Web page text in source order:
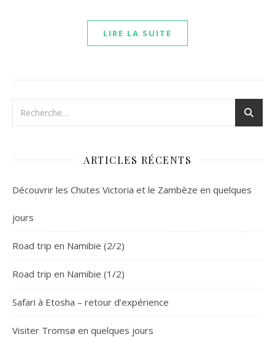
LIRE LA SUITE
ARTICLES RÉCENTS
Découvrir les Chutes Victoria et le Zambèze en quelques
jours
Road trip en Namibie (2/2)
Road trip en Namibie (1/2)
Safari à Etosha – retour d’expérience
Visiter Tromsø en quelques jours